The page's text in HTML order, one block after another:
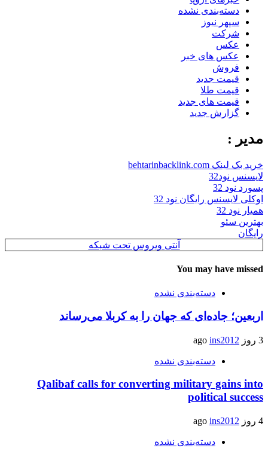
دسته‌بندی نشده
سپهر نیوز
شرکت
عکس
عکس های خبر
فروش
قیمت جدید
قیمت طلا
قیمت های جدید
گزارش جدید
مدیر :
خرید بک لینک behtarinbacklink.com
لایسنس نود32
پسورد نود 32
اوکلی لایسنس رایگان نود 32
همیار نود 32
بهترین سئو
رایگان
آنتی ویروس تحت شبکه
You may have missed
دسته‌بندی نشده
اربعین؛ جاده‌ای که جهان را به کربلا می‌رساند
3 روز ago ins2012
دسته‌بندی نشده
Qalibaf calls for converting military gains into
political success
4 روز ago ins2012
دسته‌بندی نشده